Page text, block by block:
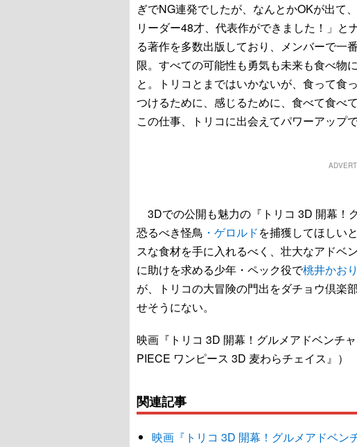
ぎでNG連発でしたが、なんとかOKが出て
リーダー48才、代表作ができました！」
る著作を多数出版しており、メンバーで一
限。すべての可能性も勇気も未来も食べ物
と。トリコとまではいかないが、食って
つけるために、感じるために、食べて食べ
この仕事、トリコに出会えてパワーアップ
3Dでの公開も魅力の『トリコ 3D 開幕！
恐るべき怪鳥 ・ゲロルドを捕獲してほしい
スな食材を手に入れるべく、壮大なアドベ
に助けを求める少年・ペック役で桃井かおり
が、トリコの大冒険の門出をダチョウ倶楽
せそうにない。
映画『トリコ 3D 開幕！グルメアドベンチ
PIECE ワンピース 3D 麦わらチェイス』）
関連記事
映画『トリコ 3D 開幕！グルメアドベン